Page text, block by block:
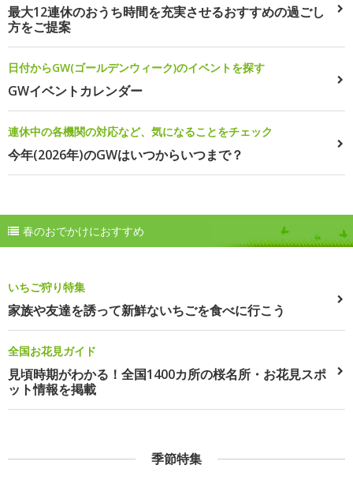
最大12連休のおうち時間を充実させるおすすめの過ごし
方をご提案
日付からGW(ゴールデンウィーク)のイベントを探す
GWイベントカレンダー
連休中の各機関の対応など、気になることをチェック
今年(2026年)のGWはいつからいつまで？
春のおでかけにおすすめ
いちご狩り特集
家族や友達を誘って新鮮ないちごを食べに行こう
全国お花見ガイド
見頃時期がわかる！全国1400カ所の桜名所・お花見スポ
ット情報を掲載
季節特集